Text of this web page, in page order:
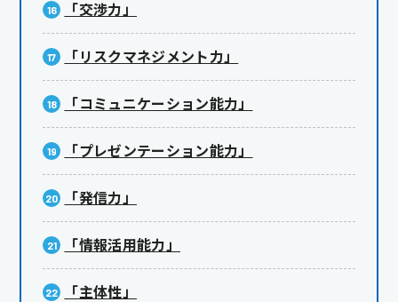
「交渉力」
「リスクマネジメント力」
「コミュニケーション能力」
「プレゼンテーション能力」
「発信力」
「情報活用能力」
「主体性」